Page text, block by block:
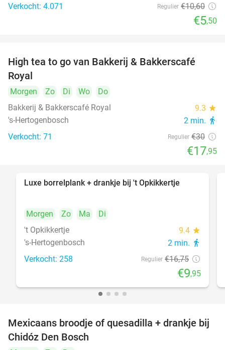
Verkocht: 4.071 Regulier €10,60
€5,50
40%
High tea to go van Bakkerij & Bakkerscafé
Royal
Morgen Zo Di Wo
Do
Bakkerij & Bakkerscafé Royal
9.3 star
's-Hertogenbosch 2 min. directions_walk
Verkocht: 71 Regulier €30
€17,95
Luxe borrelplank + drankje bij 't Opkikkertje
Morgen Zo Ma
Di
't Opkikkertje
9.4 star
's-Hertogenbosch 2 min. directions_walk
Verkocht: 258 Regulier €16,75
€9,95
37%
Mexicaans broodje of quesadilla + drankje bij
Chidóz Den Bosch